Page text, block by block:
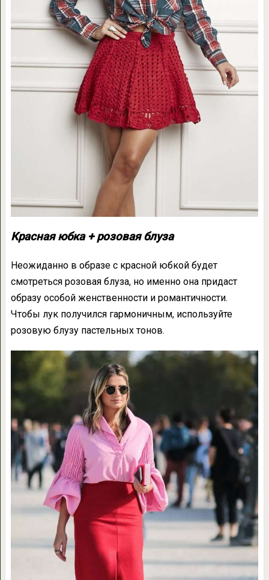
Красная юбка + розовая блуза
Неожиданно в образе с красной юбкой будет
смотреться розовая блуза, но именно она придаст
образу особой женственности и романтичности.
Чтобы лук получился гармоничным, используйте
розовую блузу пастельных тонов.